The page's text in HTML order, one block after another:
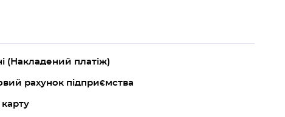
(Накладений платіж)
рахунок підприємства
карту